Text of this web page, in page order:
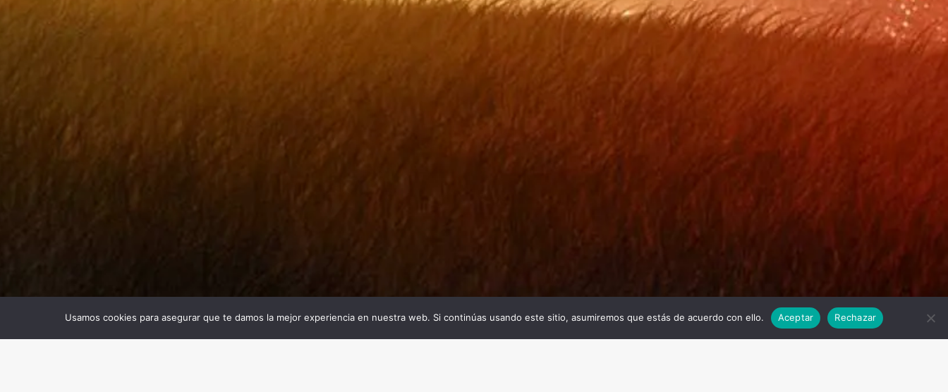
Usamos cookies para asegurar que te damos la mejor experiencia en nuestra web. Si continúas usando este sitio, asumiremos que estás de acuerdo con ello. Aceptar Rechazar